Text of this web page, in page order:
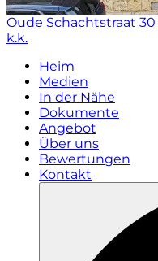
Oude Schachtstraat 30
k.k.
Heim
Medien
In der Nähe
Dokumente
Angebot
Über uns
Bewertungen
Kontakt